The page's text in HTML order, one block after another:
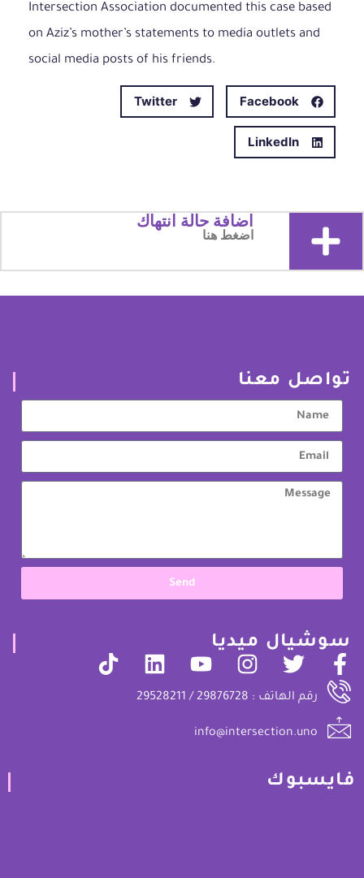
Intersection Association documented this case based
on Aziz’s mother’s statements to media outlets and
social media posts of his friends.
Facebook
Twitter
LinkedIn
اضافة حالة انتهاك
اضغط هنا
تواصل معنا
Send
سوشيال ميديا
رقم الهاتف : 29876728 / 29528211
info@intersection.uno
فايسبوك